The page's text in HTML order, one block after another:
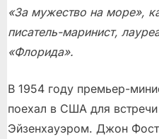
«За мужество на море»,
писатель-маринист,
«Флорида».
В 1954 году премьер-
поехал в США для
Эйзенхауэром. Джон